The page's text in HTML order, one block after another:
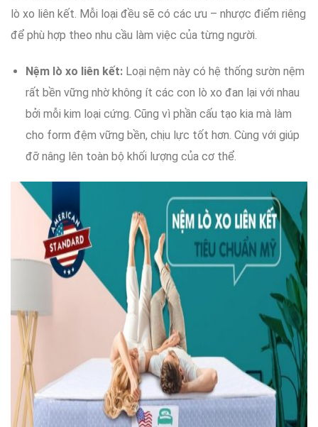
lò xo liên kết. Mỗi loại đều sẽ có các ưu – nhược điểm riêng
để phù hợp theo nhu cầu làm việc của từng người
Nệm lò xo liên kết: Loại nệm này có hệ thống sườn nệm
rất bền vững nhờ không ít các con lò xo đan lại với nhau
bởi mỗi kim loại cứng. Cũng vì phần cấu tạo kia mà làm
cho form đệm vững bền, chịu lực tốt hơn Cùng với giúp
đỡ nâng lên toàn bộ khối lượng của cơ thể.